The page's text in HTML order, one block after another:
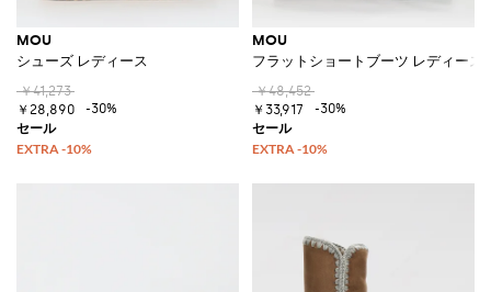
MOU
シューズ レディース
￥41,273
￥28,890
-30%
MOU
フラットショートブーツ レディース
￥48,452
￥33,917
-30%